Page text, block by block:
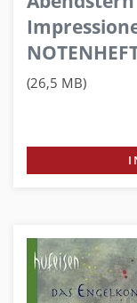
(26,5 MB)